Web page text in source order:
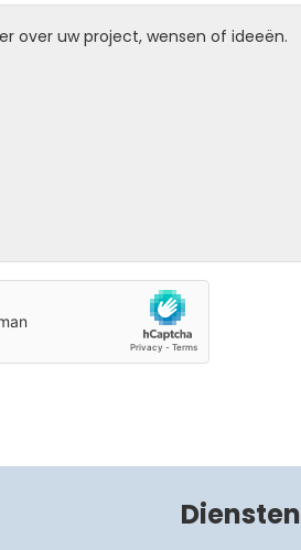
over uw project, wensen of ideeën.
Diensten